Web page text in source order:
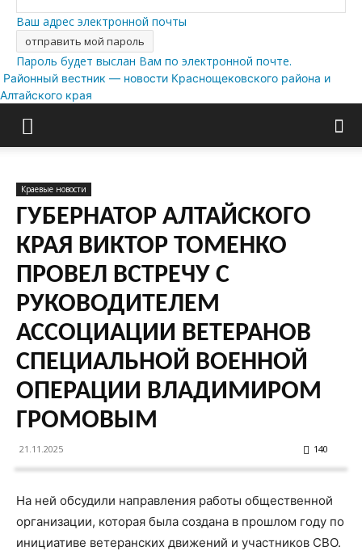
Ваш адрес электронной почты
Пароль будет выслан Вам по электронной почте.
Районный вестник — новости Краснощековского района и
Алтайского края
Краевые новости
ГУБЕРНАТОР АЛТАЙСКОГО
КРАЯ ВИКТОР ТОМЕНКО
ПРОВЕЛ ВСТРЕЧУ С
РУКОВОДИТЕЛЕМ
АССОЦИАЦИИ ВЕТЕРАНОВ
СПЕЦИАЛЬНОЙ ВОЕННОЙ
ОПЕРАЦИИ ВЛАДИМИРОМ
ГРОМОВЫМ
21.11.2025 140
На ней обсудили направления работы общественной
организации, которая была создана в прошлом году по
инициативе ветеранских движений и участников СВО.